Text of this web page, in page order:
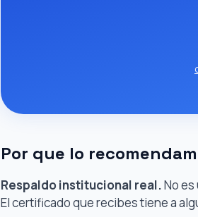
Por que lo
Respaldo institucional real.No
El certificado que recibes tiene a